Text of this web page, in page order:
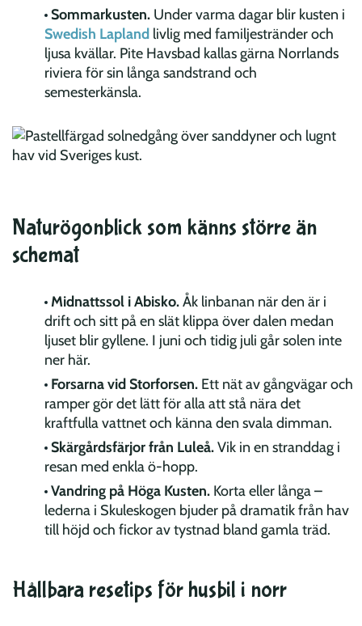
Sommarkusten. Under varma dagar blir kusten i
Swedish Lapland livlig med familjestränder och
ljusa kvällar. Pite Havsbad kallas gärna Norrlands
riviera för sin långa sandstrand och
semesterkänsla.
Naturögonblick som känns större än
schemat
Midnattssol i Abisko.Åk linbanan när den är i
drift och sitt på en slät klippa över dalen medan
ljuset blir gyllene. I juni och tidig juli går solen inte
ner här.
Forsarna vid Storforsen. Ett nät av gångvägar och
ramper gör det lätt för alla att stå nära det
kraftfulla vattnet och känna den svala dimman.
Skärgårdsfärjor från Luleå.Vik in en stranddag i
resan med enkla ö-hopp.
Vandring på Höga Kusten. Korta eller långa –
lederna i Skuleskogen bjuder på dramatik från hav
till höjd och fickor av tystnad bland gamla träd.
Hållbara resetips för husbil i norr